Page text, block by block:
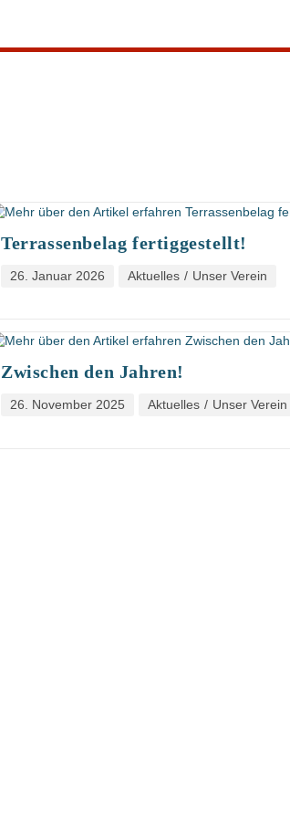
Terrassenbelag fertiggestellt!
26. Januar 2026 Aktuelles / Unser Verein
Zwischen den Jahren!
26. November 2025 Aktuelles / Unser Verein